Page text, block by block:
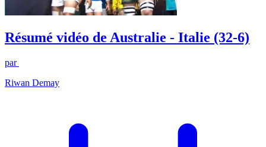
Résumé vidéo de Australie - Italie (32-6)
par
Riwan Demay